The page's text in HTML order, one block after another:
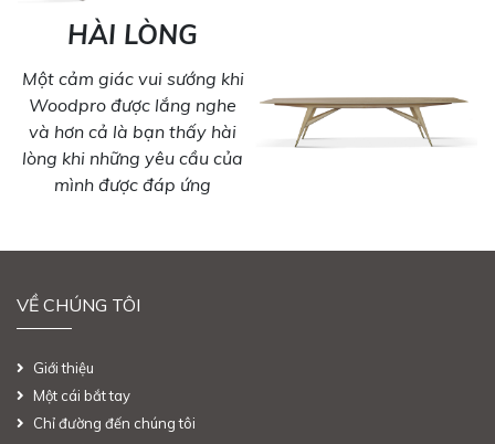
HÀI LÒNG
Một cảm giác vui sướng khi
Woodpro được lắng nghe
và hơn cả là bạn thấy hài
lòng khi những yêu cầu của
mình được đáp ứng
VỀ CHÚNG TÔI
Giới thiệu
Một cái bắt tay
Chỉ đường đến chúng tôi